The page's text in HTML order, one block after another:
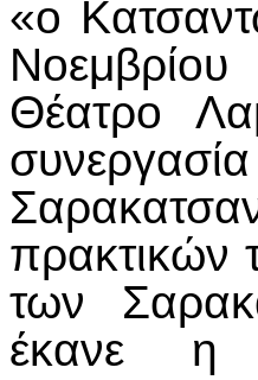
«ο
Θέατρο
πρακτικών
των
έκανε η